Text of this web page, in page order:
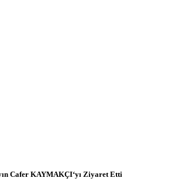
Cafer KAYMAKÇI‘yı Ziyaret Etti